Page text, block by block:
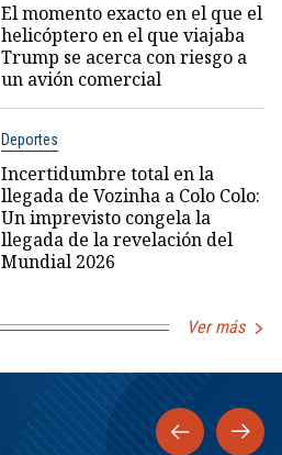
El momento exacto en el que el
helicóptero en el que viajaba
Trump se acerca con riesgo a
un avión comercial
Deportes
Incertidumbre total en la
llegada de Vozinha a Colo Colo:
Un imprevisto congela la
llegada de la revelación del
Mundial 2026
Ver más